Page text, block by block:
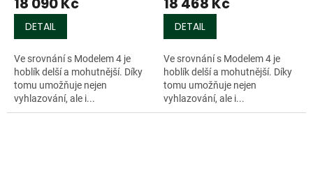
DETAIL
Ve srovnání s Modelem 4 je
hoblík delší a mohutnější. Díky
tomu umožňuje nejen
vyhlazování, ale i...
DETAIL
Ve srovnání s Modelem 4 je
hoblík delší a mohutnější. Díky
tomu umožňuje nejen
vyhlazování, ale i...